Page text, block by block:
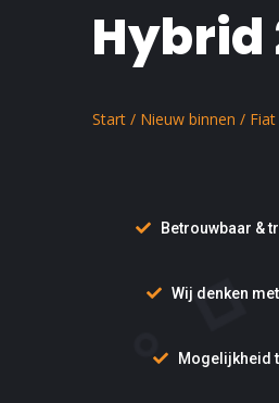
Hybrid
Start/ Nieuw binnen / Fiat
Betrouwbaar &
Wij denken
Mogelijkheid